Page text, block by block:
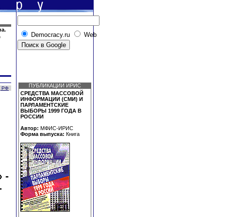
Democracy.ru Web
РФ
-
ПУБЛИКАЦИИ ИРИС
СРЕДСТВА МАССОВОЙ
ИНФОРМАЦИИ (СМИ) И
ПАРЛАМЕНТСКИЕ
ВЫБОРЫ 1999 ГОДА В
РОССИИ
Автор: МФИС-ИРИС
Форма выпуска: Книга